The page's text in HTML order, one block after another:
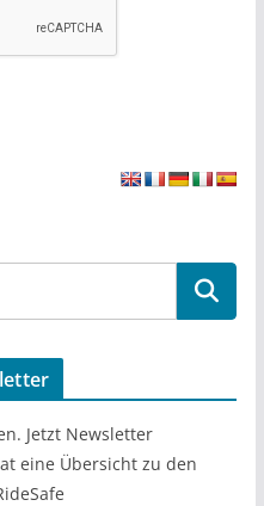
Jetzt Newsletter
eine Übersicht zu den